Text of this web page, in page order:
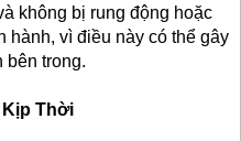
không bị rung động hoặc
hành, vì điều này có thể gây
bên trong.
Kịp Thời